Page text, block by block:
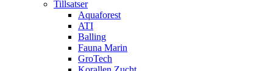
Tillsatser
Aquaforest
ATI
Balling
Fauna Marin
GroTech